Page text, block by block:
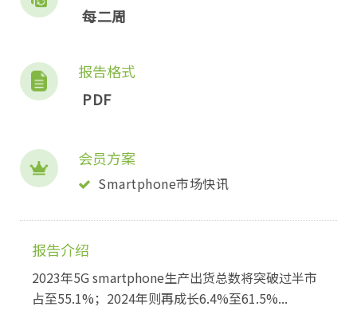
每二周
报告格式
PDF
会员方案
Smartphone市场快讯
报告介绍
2023年5G smartphone生产出货总数将突破过半市
占至55.1%；2024年则再成长6.4%至61.5%...